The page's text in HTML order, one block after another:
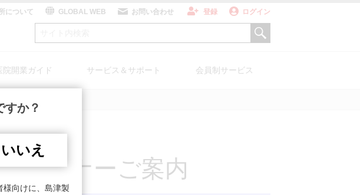
について GLOBAL WEB お問い合わせ 登録 ログイン
外科用X線TVシ
PETシステム
テム
ステム
連製品
院開業ガイド サービス＆サポート
をお使いのお客様へ
統合宣言書
様向けサイト My SHIMADZU for Medical
会員制サービス
内
セミナーご案内
すか？
いいえ
様向けに、島津製